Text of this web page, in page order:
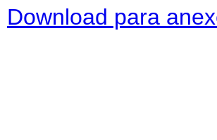
Download para